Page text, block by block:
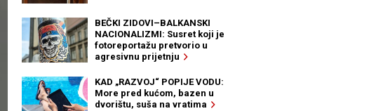
BEČKI ZIDOVI–BALKANSKI
NACIONALIZMI: Susret koji je
fotoreportažu pretvorio u
agresivnu prijetnju
KAD „RAZVOJ“ POPIJE VODU:
More pred kućom, bazen u
dvorištu, suša na vratima